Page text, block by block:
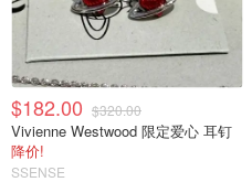
$182.00 $320.00
Vivienne Westwood 限定爱心 耳钉
降价!
SSENSE